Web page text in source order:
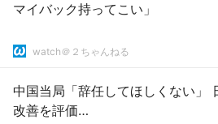
マイバック持ってこい」
watch＠２ちゃんねる
中国当局「辞任してほしくない」
改善を評価…